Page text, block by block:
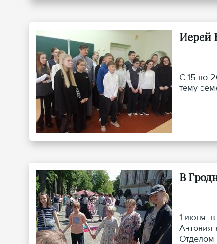
Иерей
С 15 по
тему
В
1 июня,
Антония
Отделом